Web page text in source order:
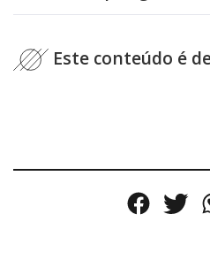
Este conteúdo é